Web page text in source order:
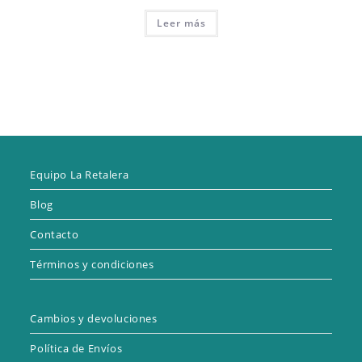
original
era:
7,00 €.
Leer más
Equipo La Retalera
Blog
Contacto
Términos y condiciones
Cambios y devoluciones
Política de Envíos